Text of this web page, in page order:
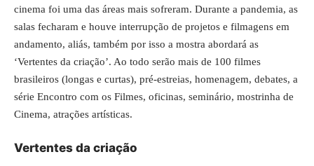
cinema foi uma das áreas mais sofreram. Durante a pandemia, as
salas fecharam e houve interrupção de projetos e filmagens em
andamento, aliás, também por isso a mostra abordará as
‘Vertentes da criação’. Ao todo serão mais de 100 filmes
brasileiros (longas e curtas), pré-estreias, homenagem, debates, a
série Encontro com os Filmes, oficinas, seminário, mostrinha de
Cinema, atrações artísticas.
Vertentes da criação